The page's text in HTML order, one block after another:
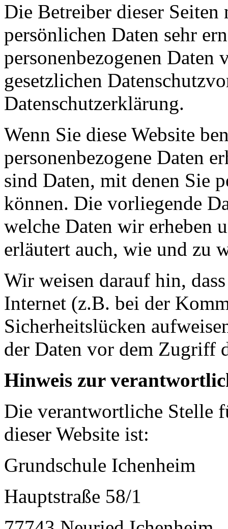
Die Betreiber dieser Seiten
persönlichen Daten sehr
personenbezogenen Daten
gesetzlichen
Datenschutzerklärung.
Wenn Sie diese Website
personenbezogene Daten
sind Daten, mit denen Sie
können. Die vorliegende
welche Daten wir erheben
erläutert auch, wie und zu
Wir weisen darauf hin,
Internet (z.B. bei der
Sicherheitslücken
der Daten vor dem Zugriff
Hinweis zur
Die verantwortliche Stelle
dieser Website ist:
Grundschule Ichenheim
Hauptstraße 58/1